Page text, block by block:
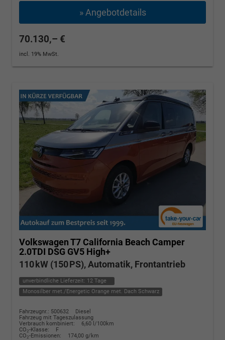
» Angebotdetails
70.130,– €
incl. 19% MwSt.
Volkswagen T7 California Beach Camper
2.0TDI DSG GV5 High+
110 kW (150 PS), Automatik, Frontantrieb
unverbindliche Lieferzeit: 12 Tage
Monosilber met./Energetic Orange met. Dach Schwarz
Fahrzeugnr.: 500632
Diesel
Fahrzeug mit Tageszulassung
Verbrauch kombiniert:
6,60 l/100km
CO2-Klasse:
F
CO2-Emissionen: 174,00 g/km